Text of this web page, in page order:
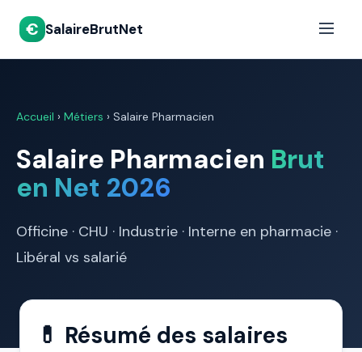
€ SalaireBrutNet
Accueil › Métiers › Salaire Pharmacien
Salaire Pharmacien Brut
en Net 2026
Officine · CHU · Industrie · Interne en pharmacie ·
Libéral vs salarié
💊 Résumé des salaires